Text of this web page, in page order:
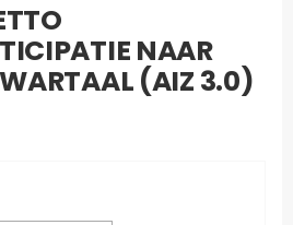
NAAR
(AIZ 3.0)